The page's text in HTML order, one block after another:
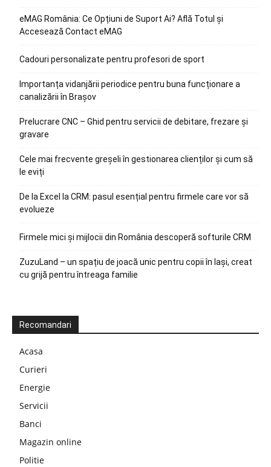
eMAG România: Ce Opțiuni de Suport Ai? Află Totul și
Accesează Contact eMAG
Cadouri personalizate pentru profesori de sport
Importanța vidanjării periodice pentru buna funcționare a
canalizării în Brașov
Prelucrare CNC – Ghid pentru servicii de debitare, frezare și
gravare
Cele mai frecvente greșeli în gestionarea clienților și cum să
le eviți
De la Excel la CRM: pasul esențial pentru firmele care vor să
evolueze
Firmele mici și mijlocii din România descoperă softurile CRM
ZuzuLand – un spațiu de joacă unic pentru copii în Iași, creat
cu grijă pentru întreaga familie
Recomandari
Acasa
Curieri
Energie
Servicii
Banci
Magazin online
Politie